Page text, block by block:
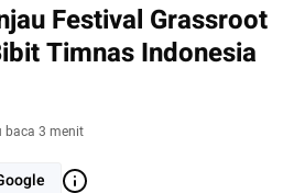
Festival Grassroot
Timnas Indonesia
baca 3 menit